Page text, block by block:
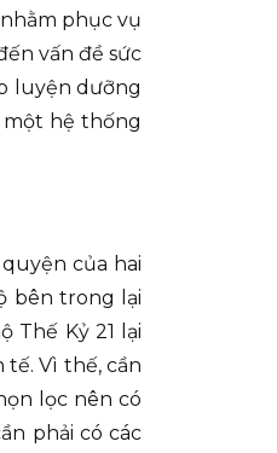
phục vụ
vấn đề sức
luyện dưỡng
một hệ thống
của hai
bên trong lại
Thế Kỷ 21 lại
Vì thế, cần
lọc nên có
phải có các